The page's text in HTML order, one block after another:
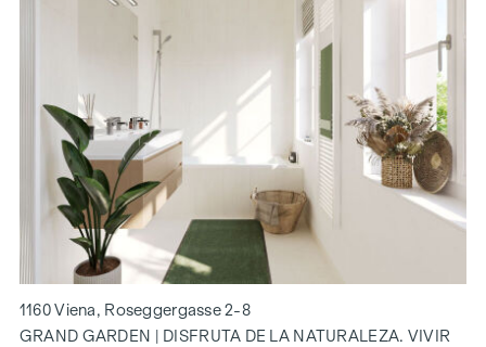
1160 Viena, Roseggergasse 2-8
GRAND GARDEN | DISFRUTA DE LA NATURALEZA. VIVIR